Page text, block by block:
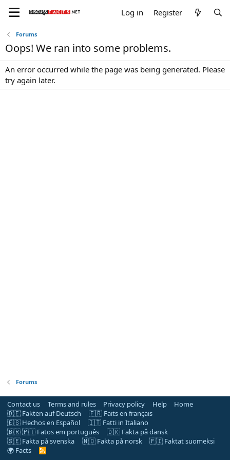
Log in Register
Forums
Oops! We ran into some problems.
An error occurred while the page was being generated. Please
try again later.
Forums
Contact us Terms and rules Privacy policy Help
Home
🇩🇪 Fakten auf Deutsch
🇫🇷 Faits en français
🇪🇸 Hechos en Español
🇮🇹 Fatti in Italiano
🇧🇷 🇵🇹 Fatos em português
🇩🇰 Fakta på dansk
🇸🇪 Fakta på svenska
🇳🇴 Fakta på norsk
🇫🇮 Faktat suomeksi
🌍 Facts
R